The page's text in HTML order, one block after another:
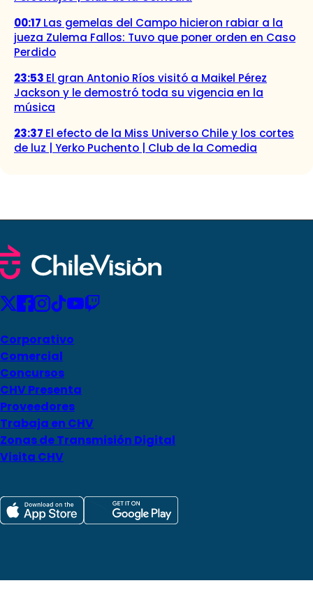
00:17 Las gemelas del Campo hicieron rabiar a la
jueza Zulema Fallos: Tuvo que poner orden en Caso
Perdido
23:53 El gran Antonio Ríos visitó a Maikel Pérez
Jackson y le demostró toda su vigencia en la
música
23:37 El efecto de la Miss Universo Chile y los cortes
de luz | Yerko Puchento | Club de la Comedia
Corporativo
Comercial
Concursos
CHV Presenta
Proveedores
Trabaja en CHV
Zonas de Transmisión Digital
Visita CHV